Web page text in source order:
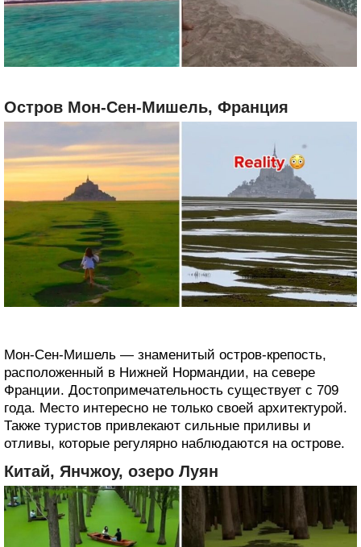
Остров Мон-Сен-Мишель, Франция
Мон-Сен-Мишель — знаменитый остров-крепость,
расположенный в Нижней Нормандии, на севере
Франции. Достопримечательность существует с 709
года. Место интересно не только своей архитектурой.
Также туристов привлекают сильные приливы и
отливы, которые регулярно наблюдаются на острове.
Китай, Янчжоу, озеро Луян